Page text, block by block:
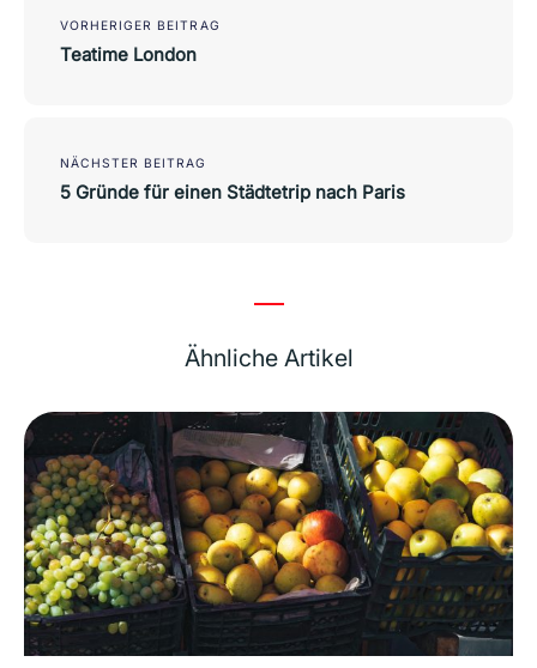
navigation
VORHERIGER BEITRAG
Teatime London
NÄCHSTER BEITRAG
5 Gründe für einen Städtetrip nach Paris
Ähnliche Artikel